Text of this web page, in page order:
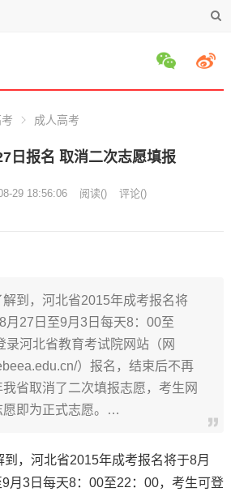
成人高考
日报名 取消二次志愿填报
29 18:56:06 阅读() 评论()
到，河北省2015年成考报名将
月27日至9月3日每天8：00至
录河北省教育考试院网站（网
）报名，结束后不再
省取消了二次填报志愿，考生网
愿即为正式志愿。…
，河北省2015年成考报名将于8月
月3日每天8：00至22：00，考生可登